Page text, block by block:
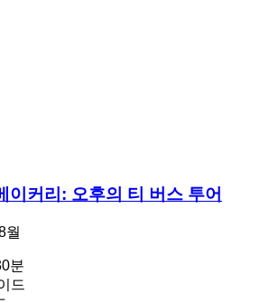
이커리: 오후의 티 버스 투어
월
분
드